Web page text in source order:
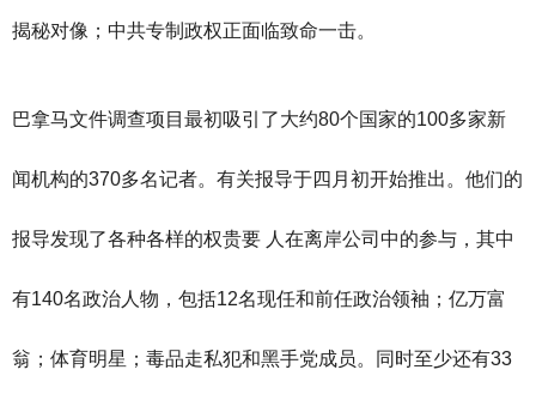
揭秘对像；中共专制政权正面临致命一击。
巴拿马文件调查项目最初吸引了大约80个国家的100多家新
闻机构的370多名记者。有关报导于四月初开始推出。他们的
报导发现了各种各样的权贵要 人在离岸公司中的参与，其中
有140名政治人物，包括12名现任和前任政治领袖；亿万富
翁；体育明星；毒品走私犯和黑手党成员。同时至少还有33